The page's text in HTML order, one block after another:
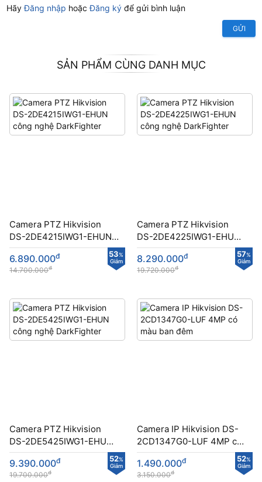
HãyĐăng nhập hoặcĐăng ký để gửi bình luận
GỬI
SẢN PHẨM CÙNG DANH MỤC
Camera PTZ Hikvision
DS-2DE4215IWG1-EHUN
công nghệ DarkFighter 53%
Giảm
6.890.000đ
14.700.000đ
Camera PTZ Hikvision
DS-2DE4225IWG1-EHUN
công nghệ DarkFighter 57%
Giảm
8.290.000đ
19.720.000đ
Camera PTZ Hikvision
DS-2DE5425IWG1-EHUN
công nghệ DarkFighter 52%
Giảm
9.390.000đ
19.700.000đ
Camera IP Hikvision DS-
2CD1347G0-LUF 4MP có
màu ban đêm
52%
Giảm
1.490.000đ
3.150.000đ